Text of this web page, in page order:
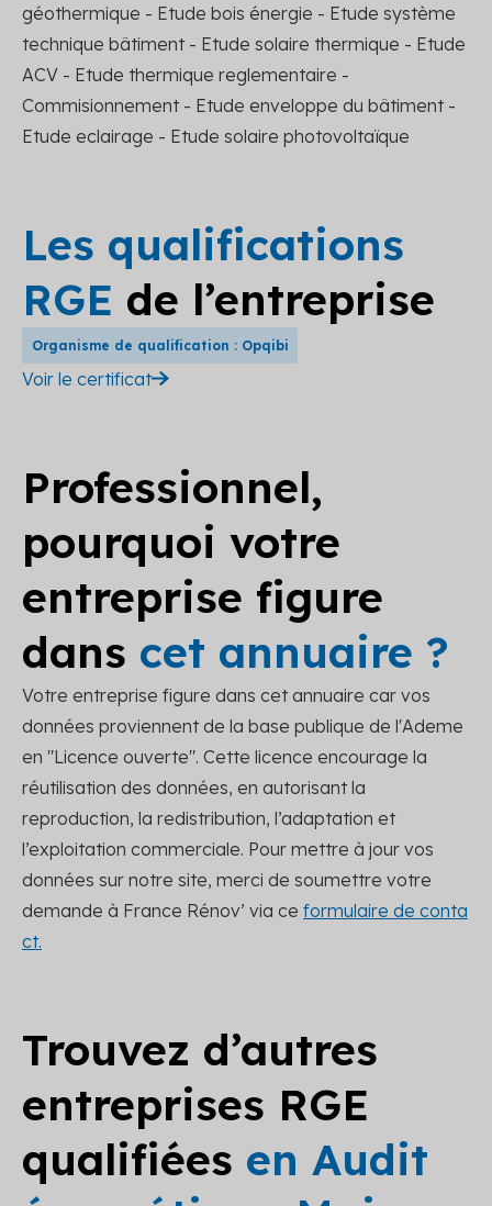
géothermique - Etude bois énergie - Etude système
technique bâtiment - Etude solaire thermique - Etude
ACV - Etude thermique reglementaire -
Commisionnement - Etude enveloppe du bâtiment -
Etude eclairage - Etude solaire photovoltaïque
Les qualifications
RGE de l’entreprise
Organisme de qualification : Opqibi
Voir le certificat
Professionnel,
pourquoi votre
entreprise figure
dans cet annuaire ?
Votre entreprise figure dans cet annuaire car vos
données proviennent de la base publique de l'Ademe
en "Licence ouverte". Cette licence encourage la
réutilisation des données, en autorisant la
reproduction, la redistribution, l’adaptation et
l’exploitation commerciale. Pour mettre à jour vos
données sur notre site, merci de soumettre votre
demande à France Rénov’ via ce formulaire de conta
ct.
Trouvez d’autres
entreprises RGE
qualifiées en Audit